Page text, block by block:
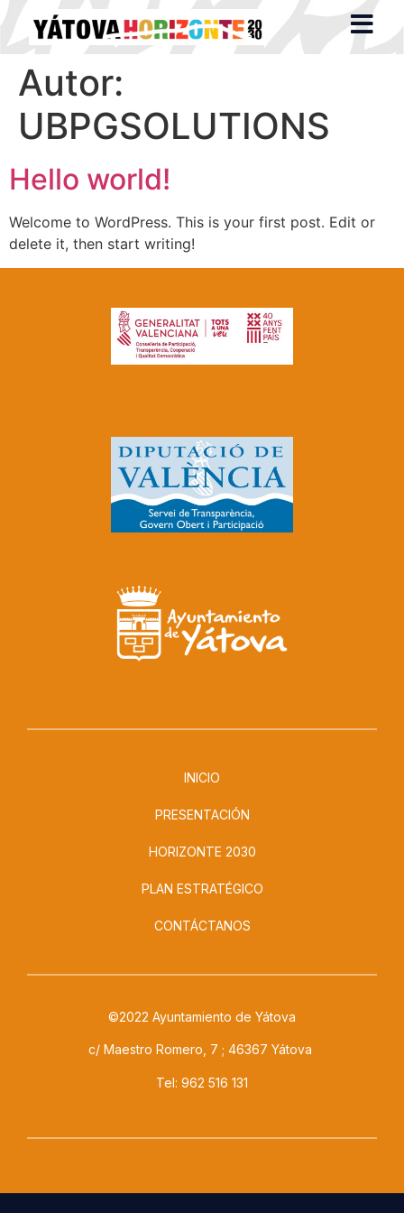
Autor:
UBPGSOLUTIONS
Hello world!
Welcome to WordPress. This is your first post. Edit or
delete it, then start writing!
INICIO
PRESENTACIÓN
HORIZONTE 2030
PLAN ESTRATÉGICO
CONTÁCTANOS
©2022 Ayuntamiento de Yátova
c/ Maestro Romero, 7 ; 46367 Yátova
Tel: 962 516 131